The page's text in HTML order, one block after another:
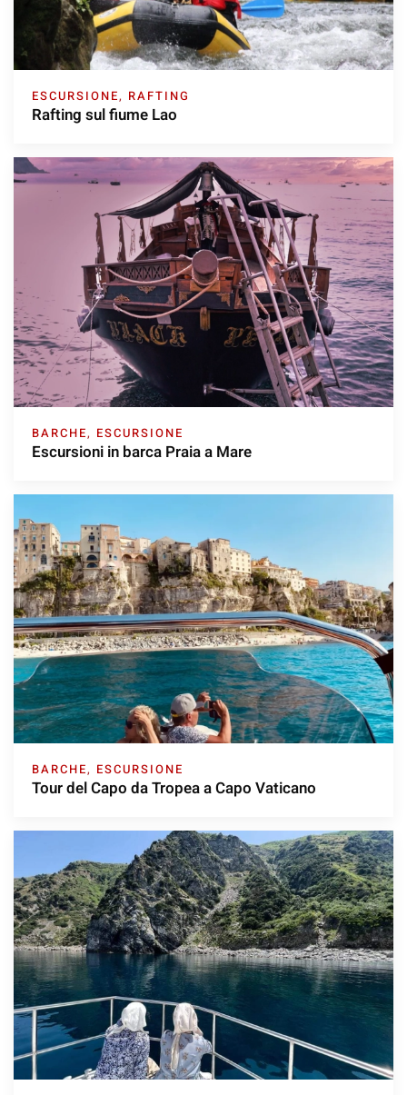
ESCURSIONE, RAFTING
Rafting sul fiume Lao
BARCHE, ESCURSIONE
Escursioni in barca Praia a Mare
BARCHE, ESCURSIONE
Tour del Capo da Tropea a Capo Vaticano